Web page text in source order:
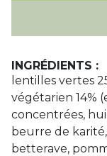
INGRÉDIENTS :
lentilles vertes
végétarien 14%
concentrées,
beurre de
betterave,